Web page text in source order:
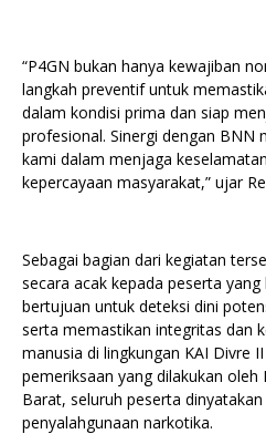
“P4GN bukan hanya kewajiban
langkah preventif untuk
dalam kondisi prima dan siap
profesional. Sinergi dengan BNN
kami dalam menjaga
kepercayaan masyarakat,” ujar
Sebagai bagian dari kegiatan
secara acak kepada peserta
bertujuan untuk deteksi dini
serta memastikan integritas dan
manusia di lingkungan KAI Divre
pemeriksaan yang dilakukan
Barat, seluruh peserta
penyalahgunaan narkotika.